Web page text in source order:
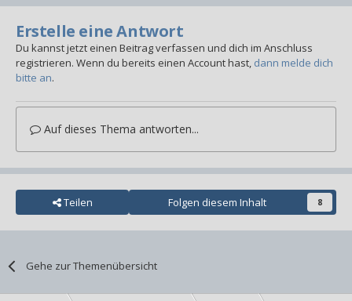
Erstelle eine Antwort
Du kannst jetzt einen Beitrag verfassen und dich im Anschluss
registrieren. Wenn du bereits einen Account hast, dann melde dich
bitte an.
Auf dieses Thema antworten...
Teilen Folgen diesem Inhalt 8
Gehe zur Themenübersicht